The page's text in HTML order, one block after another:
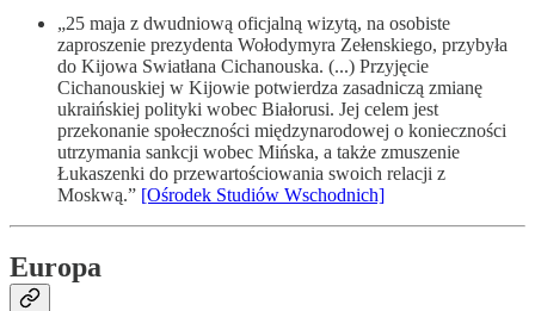
„25 maja z dwudniową oficjalną wizytą, na osobiste
zaproszenie prezydenta Wołodymyra Zełenskiego, przybyła
do Kijowa Swiatłana Cichanouska. (...) Przyjęcie
Cichanouskiej w Kijowie potwierdza zasadniczą zmianę
ukraińskiej polityki wobec Białorusi. Jej celem jest
przekonanie społeczności międzynarodowej o konieczności
utrzymania sankcji wobec Mińska, a także zmuszenie
Łukaszenki do przewartościowania swoich relacji z
Moskwą.” [Ośrodek Studiów Wschodnich]
Europa